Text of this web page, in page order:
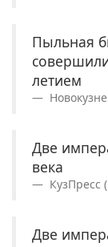
Пыльная
летием
Две
века
КузПресс
Две